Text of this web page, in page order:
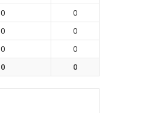
0
0
0
0
0
0
0 0